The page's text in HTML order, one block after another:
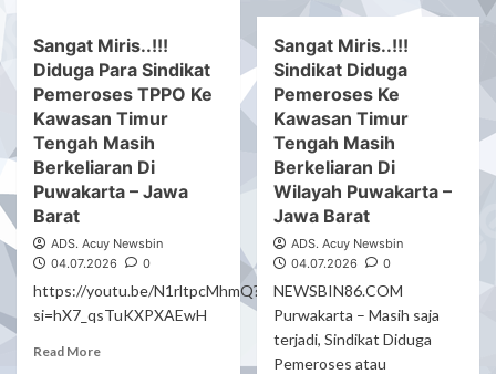
PTUN..???”
Masih
Kerap
Terjadi
Sindikat
Di
Jawa
Barat,
Asal
Cirebon
Harapkan
Kepulangan
PMI
Yang
Alami
Pelecehan
Di
Kawasa
Tengah
(Oman)
Sangat Miris..!!!
Diduga Para Sindikat
Pemeroses TPPO Ke
Kawasan Timur
Tengah Masih
Berkeliaran Di
Puwakarta – Jawa
Barat
ADS. Acuy Newsbin
04.07.2026
0
https://youtu.be/N1rltpcMhmQ?
si=hX7_qsTuKXPXAEwH
Read MoreRead
Sangat Miris..!!!
Sindikat Diduga
Pemeroses Ke
Kawasan Timur
Tengah Masih
Berkeliaran Di
Wilayah Puwakarta –
Jawa Barat
ADS. Acuy Newsbin
04.07.2026
0
NEWSBIN86.COM
Purwakarta – Masih saja
terjadi, Sindikat Diduga
Pemeroses atau